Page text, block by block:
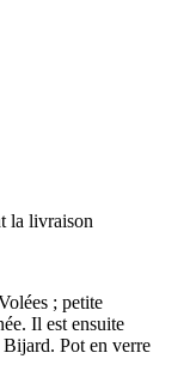
la livraison
; petite
Il est ensuite
Pot en verre